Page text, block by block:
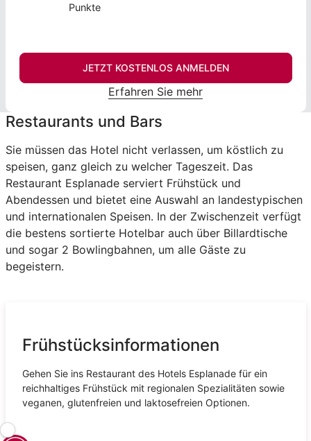
Punkte
JETZT KOSTENLOS ANMELDEN
Erfahren Sie mehr
Restaurants und Bars
Sie müssen das Hotel nicht verlassen, um köstlich zu
speisen, ganz gleich zu welcher Tageszeit. Das
Restaurant Esplanade serviert Frühstück und
Abendessen und bietet eine Auswahl an landestypischen
und internationalen Speisen. In der Zwischenzeit verfügt
die bestens sortierte Hotelbar auch über Billardtische
und sogar 2 Bowlingbahnen, um alle Gäste zu
begeistern.
Frühstücksinformationen
Gehen Sie ins Restaurant des Hotels Esplanade für ein
reichhaltiges Frühstück mit regionalen Spezialitäten sowie
veganen, glutenfreien und laktosefreien Optionen.